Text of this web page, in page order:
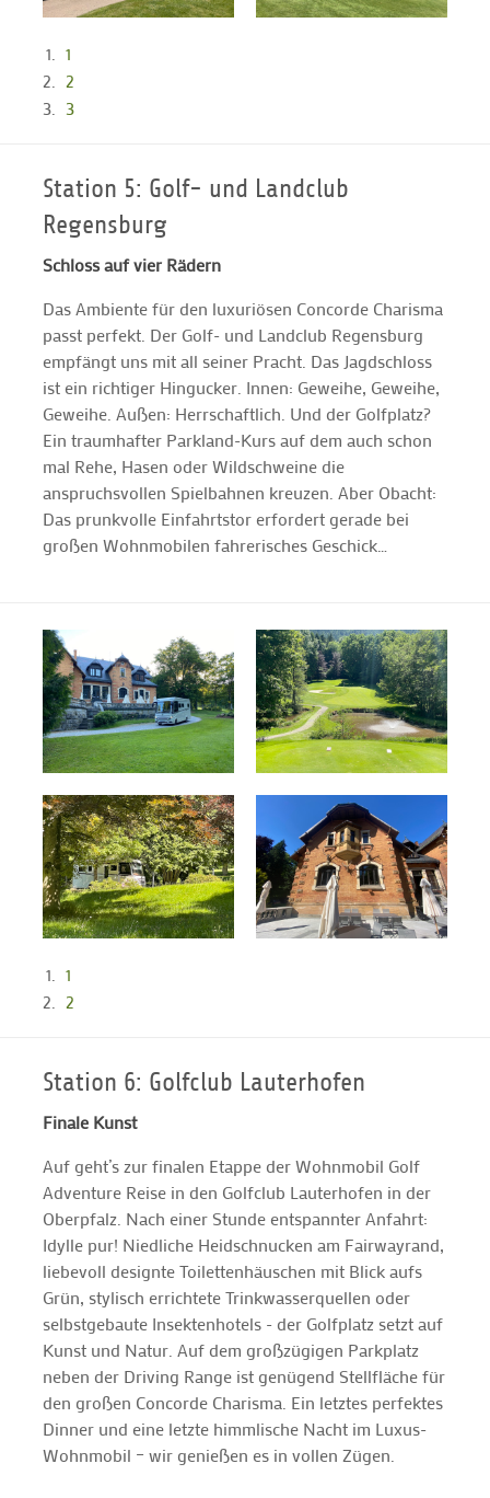
1
2
3
Station 5: Golf- und Landclub
Regensburg
Schloss auf vier Rädern
Das Ambiente für den luxuriösen Concorde Charisma
passt perfekt. Der Golf- und Landclub Regensburg
empfängt uns mit all seiner Pracht. Das Jagdschloss
ist ein richtiger Hingucker. Innen: Geweihe, Geweihe,
Geweihe. Außen: Herrschaftlich. Und der Golfplatz?
Ein traumhafter Parkland-Kurs auf dem auch schon
mal Rehe, Hasen oder Wildschweine die
anspruchsvollen Spielbahnen kreuzen. Aber Obacht:
Das prunkvolle Einfahrtstor erfordert gerade bei
großen Wohnmobilen fahrerisches Geschick…
1
2
Station 6: Golfclub Lauterhofen
Finale Kunst
Auf geht’s zur finalen Etappe der Wohnmobil Golf
Adventure Reise in den Golfclub Lauterhofen in der
Oberpfalz. Nach einer Stunde entspannter Anfahrt:
Idylle pur! Niedliche Heidschnucken am Fairwayrand,
liebevoll designte Toilettenhäuschen mit Blick aufs
Grün, stylisch errichtete Trinkwasserquellen oder
selbstgebaute Insektenhotels - der Golfplatz setzt auf
Kunst und Natur. Auf dem großzügigen Parkplatz
neben der Driving Range ist genügend Stellfläche für
den großen Concorde Charisma. Ein letztes perfektes
Dinner und eine letzte himmlische Nacht im Luxus-
Wohnmobil – wir genießen es in vollen Zügen.